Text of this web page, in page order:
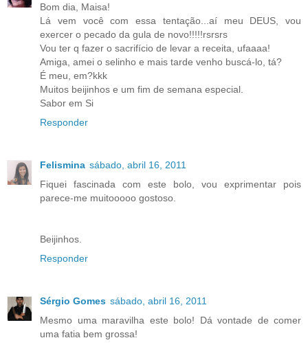
Bom dia, Maisa!
Lá vem você com essa tentação...aí meu DEUS, vou
exercer o pecado da gula de novo!!!!!rsrsrs
Vou ter q fazer o sacrifício de levar a receita, ufaaaa!
Amiga, amei o selinho e mais tarde venho buscá-lo, tá?
É meu, em?kkk
Muitos beijinhos e um fim de semana especial.
Sabor em Si
Responder
Felismina sábado, abril 16, 2011
Fiquei fascinada com este bolo, vou exprimentar pois
parece-me muitooooo gostoso.
Beijinhos.
Responder
Sérgio Gomes sábado, abril 16, 2011
Mesmo uma maravilha este bolo! Dá vontade de comer
uma fatia bem grossa!